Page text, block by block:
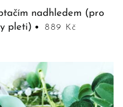
nadhledem (pro
pleti)
889 Kč